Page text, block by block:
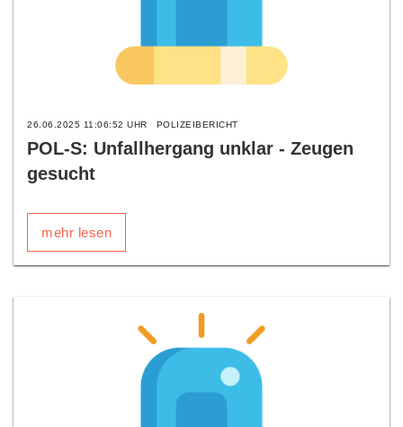
26.06.2025 11:06:52 UHR POLIZEIBERICHT
POL-S: Unfallhergang unklar - Zeugen
gesucht
mehr lesen